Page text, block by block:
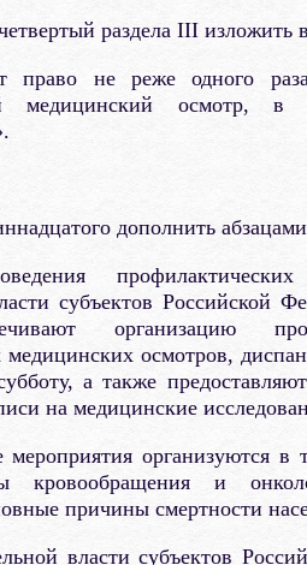
раздела III
право не реже одного
медицинский осмотр,
дополнить
субъектов Российской
организацию
медицинских осмотров,
а также
на медицинские
мероприятия организуются в
кровообращения и
причины смертности
власти субъектов